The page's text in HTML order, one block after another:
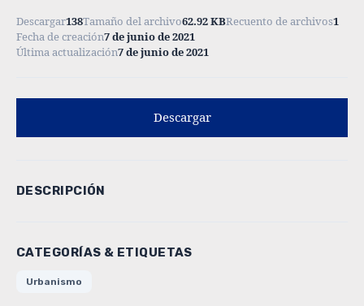
Descargar138Tamaño del archivo62.92 KBRecuento de archivos1
Fecha de creación7 de junio de 2021
Última actualización7 de junio de 2021
Descargar
DESCRIPCIÓN
CATEGORÍAS & ETIQUETAS
Urbanismo